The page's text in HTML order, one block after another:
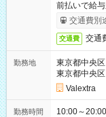
前払いで給
交通費別
交通費 交通
勤務地
東京都中央区
東京都中央
Valextra
勤務時間
10:00～20:00 実働7.5時間／休憩1.5時間 営業時間に合わせた